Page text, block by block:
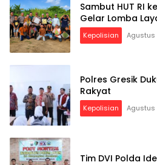
Sambut HUT RI
Gelar Lomba
Kepolisian Agustus
Polres Gresik
Rakyat
Kepolisian Agustus
Tim DVI Polda